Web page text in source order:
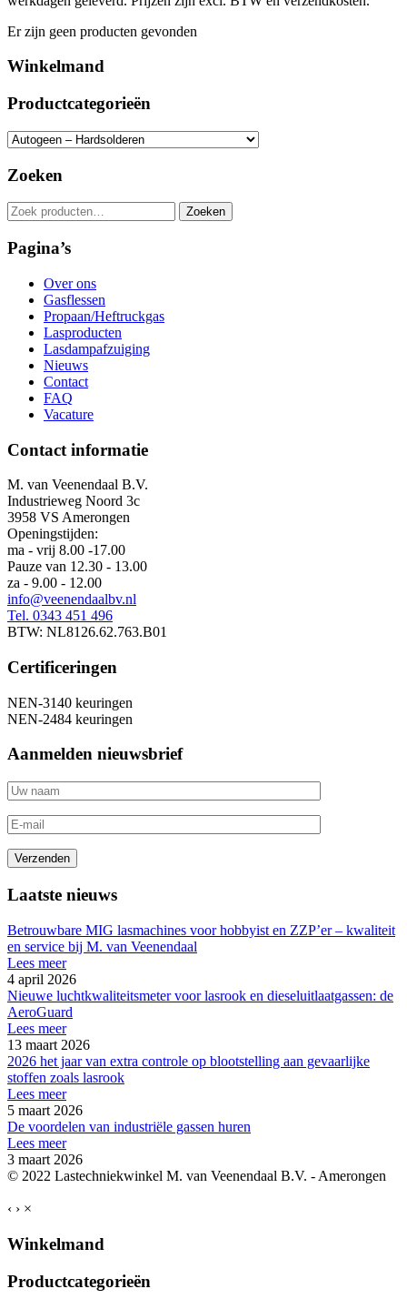
Er zijn geen producten gevonden
Winkelmand
Productcategorieën
Zoeken
Zoeken
naar:
Zoeken
Pagina’s
Over ons
Gasflessen
Propaan/Heftruckgas
Lasproducten
Lasdampafzuiging
Nieuws
Contact
FAQ
Vacature
Contact informatie
M. van Veenendaal B.V.
Industrieweg Noord 3c
3958 VS Amerongen
Openingstijden:
ma - vrij 8.00 -17.00
Pauze van 12.30 - 13.00
za - 9.00 - 12.00
info@veenendaalbv.nl
Tel. 0343 451 496
BTW: NL8126.62.763.B01
Certificeringen
NEN-3140 keuringen
NEN-2484 keuringen
Aanmelden nieuwsbrief
Laatste nieuws
Betrouwbare MIG lasmachines voor hobbyist en ZZP’er – kwaliteit
en service bij M. van Veenendaal
Lees meer
4 april 2026
Nieuwe luchtkwaliteitsmeter voor lasrook en dieseluitlaatgassen: de
AeroGuard
Lees meer
13 maart 2026
2026 het jaar van extra controle op blootstelling aan gevaarlijke
stoffen zoals lasrook
Lees meer
5 maart 2026
De voordelen van industriële gassen huren
Lees meer
3 maart 2026
© 2022 Lastechniekwinkel M. van Veenendaal B.V. - Amerongen
‹ › ×
Winkelmand
Productcategorieën